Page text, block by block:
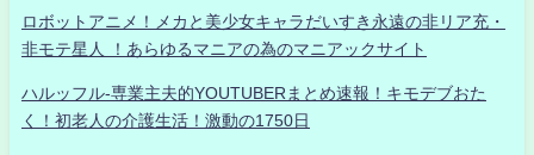
ロボットアニメ！メカと美少女キャラだいすき永遠の非リア充・
非モテ星人 ！あらゆるマニアの為のマニアックサイト
ハルッフル-専業主夫的YOUTUBERまとめ速報！キモデブおた
く！初老人の介護生活！激動の1750日